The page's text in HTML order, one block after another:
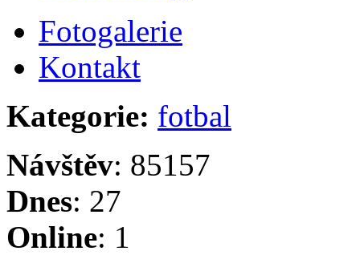
Fotogalerie
Kontakt
Kategorie: fotbal
Návštěv: 85157
Dnes: 27
Online: 1